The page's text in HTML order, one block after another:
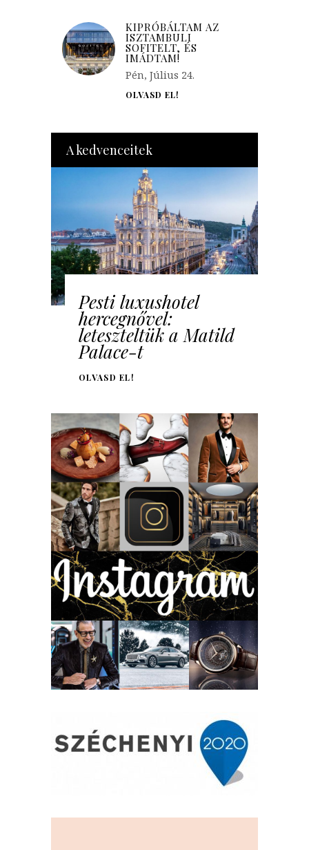
KIPRÓBÁLTAM AZ
ISZTAMBULI
SOFITELT, ÉS
IMÁDTAM!
Pén, Július 24.
OLVASD EL!
A kedvenceitek
Pesti luxushotel
hercegnővel:
leteszteltük a Matild
Palace-t
OLVASD EL!